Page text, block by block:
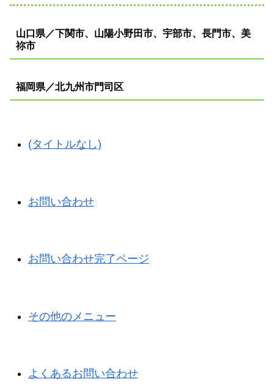
山口県／下関市、山陽小野田市、宇部市、長門市、美
祢市
福岡県／北九州市門司区
(タイトルなし)
お問い合わせ
お問い合わせ完了ページ
その他のメニュー
よくあるお問い合わせ